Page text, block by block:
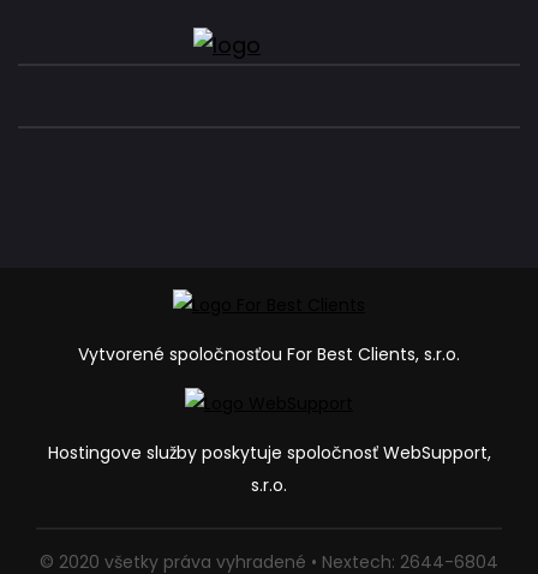
Vytvorené spoločnosťou For Best Clients, s.r.o.
Hostingove služby poskytuje spoločnosť WebSupport,
s.r.o.
© 2020 všetky práva vyhradené • Nextech: 2644-6804